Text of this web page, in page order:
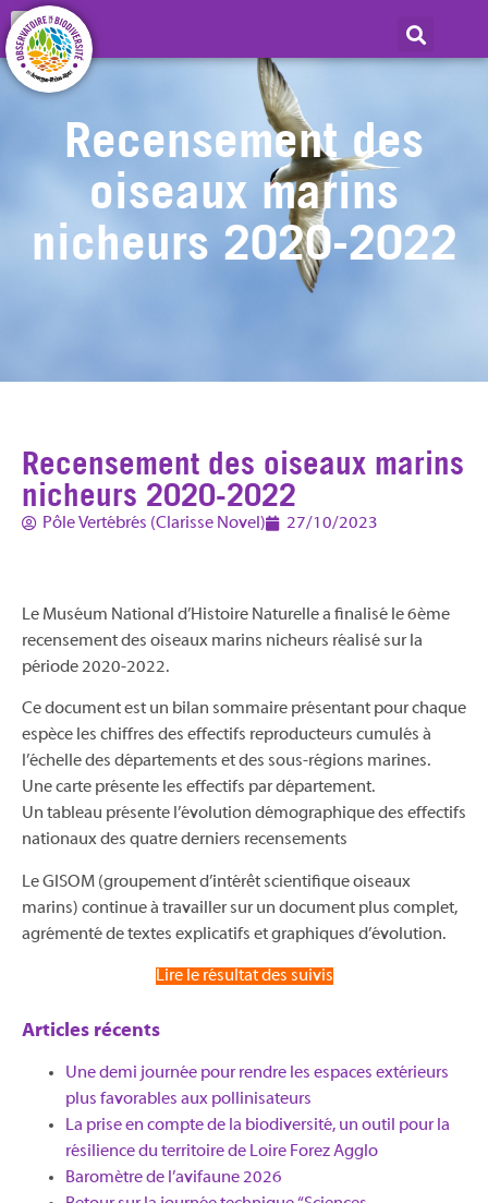
Recensement des
oiseaux marins
nicheurs 2020-2022
Recensement des oiseaux marins
nicheurs 2020-2022
Pôle Vertébrés (Clarisse Novel) 27/10/2023
Le Muséum National d’Histoire Naturelle a finalisé le 6ème
recensement des oiseaux marins nicheurs réalisé sur la
période 2020-2022.
Ce document est un bilan sommaire présentant pour chaque
espèce les chiffres des effectifs reproducteurs cumulés à
l’échelle des départements et des sous-régions marines.
Une carte présente les effectifs par département.
Un tableau présente l’évolution démographique des effectifs
nationaux des quatre derniers recensements
Le GISOM (groupement d’intérêt scientifique oiseaux
marins) continue à travailler sur un document plus complet,
agrémenté de textes explicatifs et graphiques d’évolution.
Lire le résultat des suivis
Articles récents
Une demi journée pour rendre les espaces extérieurs
plus favorables aux pollinisateurs
La prise en compte de la biodiversité, un outil pour la
résilience du territoire de Loire Forez Agglo​
Baromètre de l’avifaune 2026